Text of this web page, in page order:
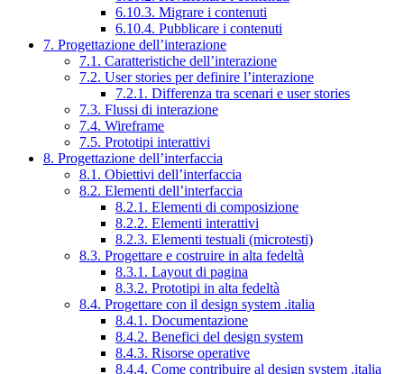
6.10.3. Migrare i contenuti
6.10.4. Pubblicare i contenuti
7. Progettazione dell’interazione
7.1. Caratteristiche dell’interazione
7.2. User stories per definire l’interazione
7.2.1. Differenza tra scenari e user stories
7.3. Flussi di interazione
7.4. Wireframe
7.5. Prototipi interattivi
8. Progettazione dell’interfaccia
8.1. Obiettivi dell’interfaccia
8.2. Elementi dell’interfaccia
8.2.1. Elementi di composizione
8.2.2. Elementi interattivi
8.2.3. Elementi testuali (microtesti)
8.3. Progettare e costruire in alta fedeltà
8.3.1. Layout di pagina
8.3.2. Prototipi in alta fedeltà
8.4. Progettare con il design system .italia
8.4.1. Documentazione
8.4.2. Benefici del design system
8.4.3. Risorse operative
8.4.4. Come contribuire al design system .italia